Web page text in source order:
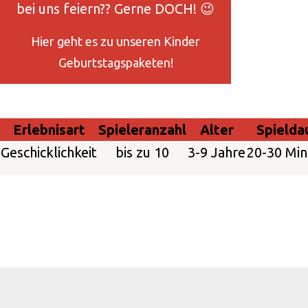
bei uns feiern?? Gerne DOCH! 😉
Hier geht es zu unseren Kinder
Geburtstagspaketen!
Erlebnisart Spieleranzahl Alter
Geschicklichkeit
bis zu 10 3-9 Jahre20-30